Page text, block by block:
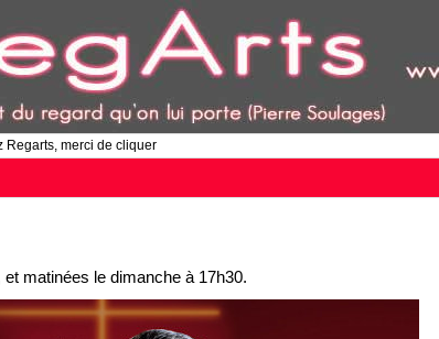
Regarts, merci de cliquer
matinées le dimanche à 17h30.